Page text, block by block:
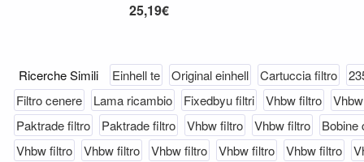
25,19€
Ricerche Simili Einhell te Original einhell Cartuccia filtro
Filtro cenere
Lama ricambio Fixedbyu filtri Vhbw filtro
Paktrade filtro
Paktrade filtro Vhbw filtro Vhbw filtro
Bobine
Vhbw filtro
Vhbw filtro Vhbw filtro Vhbw filtro Vhbw filtro